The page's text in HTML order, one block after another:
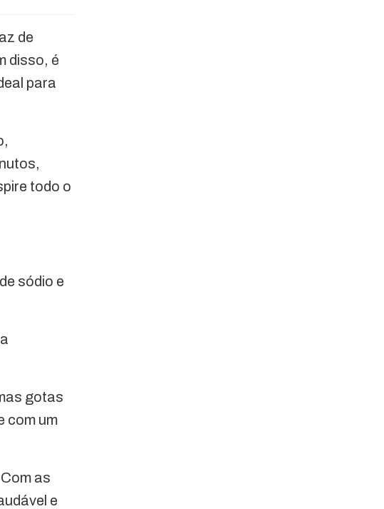
de
disso, é
para
todo o
sódio e
gotas
com um
as
e